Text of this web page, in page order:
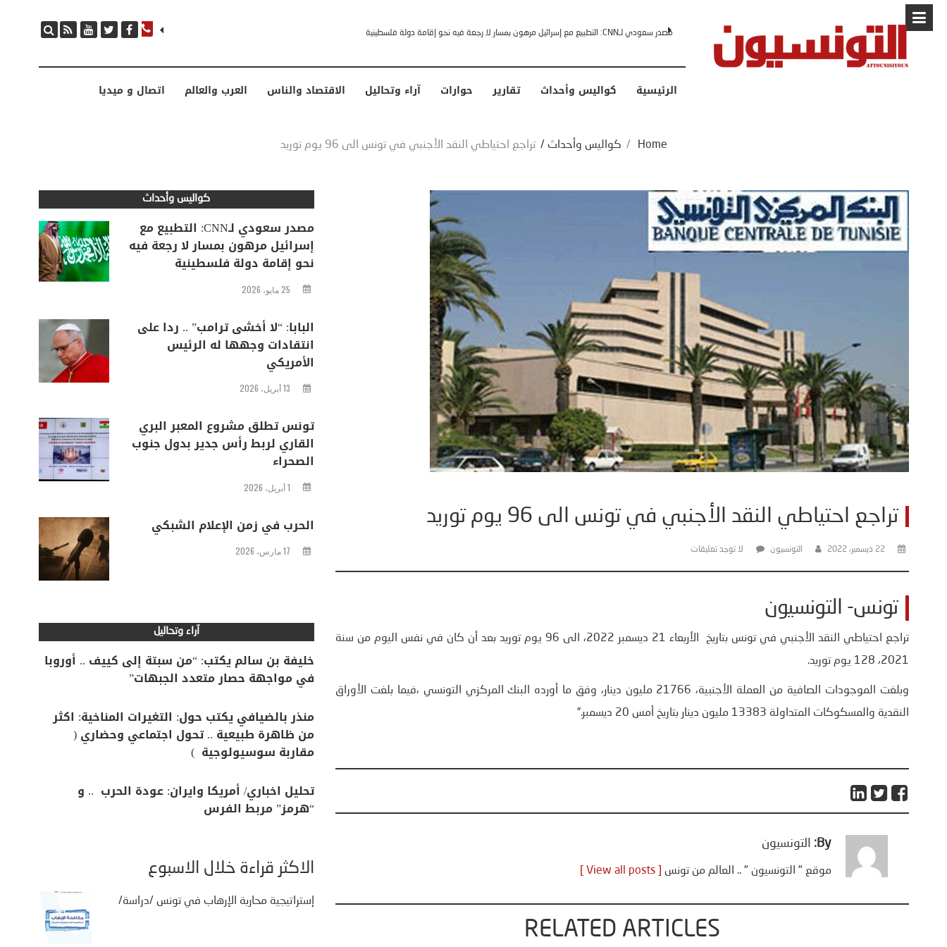
مصدر سعودي لـCNN: التطبيع مع إسرائيل مرهون بمسار لا رجعة فيه نحو إقامة دولة فلسطينية البابا: “لا أخشى ترامب” .. ردا على انتقادات وجهها له الرئيس الأمريكي
الرئيسية كواليس وأحداث تقارير حوارات آراء وتحاليل الاقتصاد والناس العرب والعالم اتصال و ميديا
Home
/ كواليس وأحداث / تراجع احتياطي النقد الأجنبي في تونس الى 96 يوم توريد
تراجع احتياطي النقد الأجنبي في تونس الى 96 يوم توريد
22 ديسمبر، 2022 التونسيون لا توجد تعليقات
تونس- التونسيون
تراجع احتياطي النقد الأجنبي في تونس بتاريخ الأربعاء 21 ديسمبر 2022، الى 96 يوم توريد بعد أن كان في نفس اليوم من سنة
2021، 128 يوم توريد.
وبلغت الموجودات الصافية من العملة الأجنبية، 21766 مليون دينار، وفق ما أورده البنك المركزي التونسي ،فيما بلغت الأوراق
النقدية والمسكوكات المتداولة 13383 مليون دينار بتاريخ أمس 20 ديسمبر.”
By: التونسيون
موقع " التونسيون " .. العالم من تونس [ View all posts ]
RELATED ARTICLES
كواليس وأحداث
مصدر سعودي لـCNN: التطبيع مع
إسرائيل مرهون بمسار لا رجعة فيه
نحو إقامة دولة فلسطينية
25 مايو، 2026
البابا: “لا أخشى ترامب” .. ردا على
انتقادات وجهها له الرئيس
الأمريكي
13 أبريل، 2026
تونس تطلق مشروع المعبر البري
القاري لربط رأس جدير بدول جنوب
الصحراء
1 أبريل، 2026
الحرب في زمن الإعلام الشبكي
17 مارس، 2026
آراء وتحاليل
خليفة بن سالم يكتب: “من سبتة إلى كييف .. أوروبا
في مواجهة حصار متعدد الجبهات”
منذر بالضيافي يكتب حول: التغيرات المناخية: اكثر
من ظاهرة طبيعية .. تحول اجتماعي وحضاري (
مقاربة سوسيولوجية )
تحليل اخباري/ أمريكا وايران: عودة الحرب .. و
“هرمز” مربط الفرس
الأكثر قراءة خلال الأسبوع
إستراتيجية محاربة الإرهاب في تونس /دراسة/